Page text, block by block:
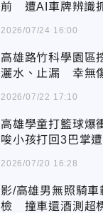
前 遭AI車牌辨識
2026/07/24 16:00
高雄路竹科學園區
灑水、止漏 幸無
2026/07/22 17:10
高雄學童打籃球爆
唆小孩打回3巴掌
2026/07/20 16:28
影/高雄男無照騎
檢 撞車還酒測超